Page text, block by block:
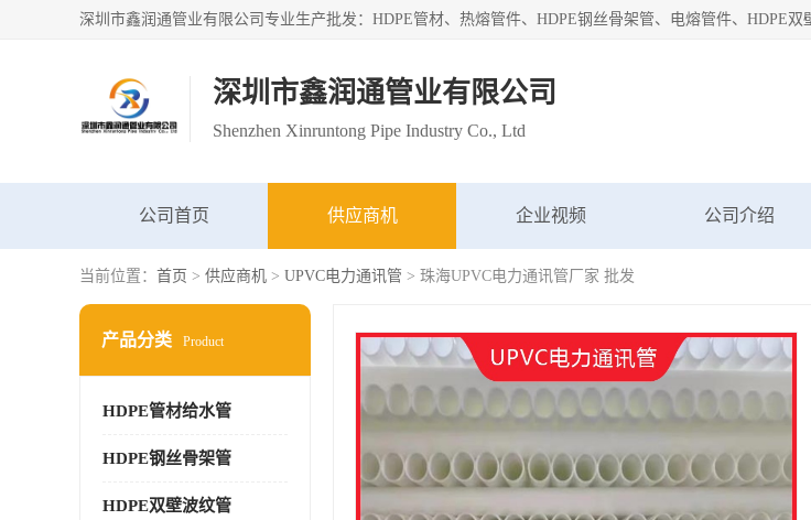
深圳市鑫润通管业有限公司
Shenzhen Xinruntong Pipe Industry Co., Ltd
公司首页 供应商机 企业视频 公司介绍
当前位置： 首页 > 供应商机 > UPVC电力通讯管 > 珠海UPVC电力通讯管厂家 批发
产品分类 Product
HDPE管材给水管
HDPE钢丝骨架管
HDPE双壁波纹管